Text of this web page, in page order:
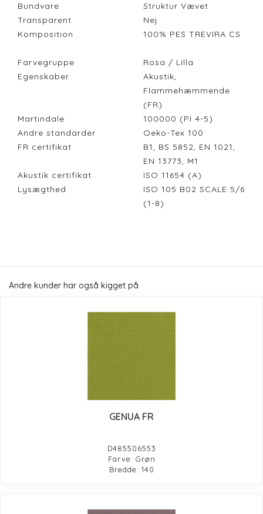
Bundvare
Struktur Vævet
Transparent
Nej
Komposition
100% PES TREVIRA CS
Farvegruppe
Rosa / Lilla
Egenskaber
Akustik,
Flammehæmmende
(FR)
Martindale
100000 (PI 4-5)
Andre standarder
Oeko-Tex 100
FR certifikat
B1, BS 5852, EN 1021,
EN 13773, M1
Akustik certifikat
ISO 11654 (A)
Lysægthed
ISO 105 B02 SCALE 5/6
(1-8)
Andre kunder har også kigget på
GENUA FR
D485506553
Farve: Grøn
Bredde: 140